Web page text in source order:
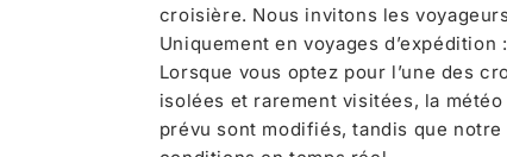
croisière. Nous invitons les
Uniquement en voyages d’expédition :
Lorsque vous optez pour l’une des
isolées et rarement visitées, la
prévu sont modifiés, tandis que